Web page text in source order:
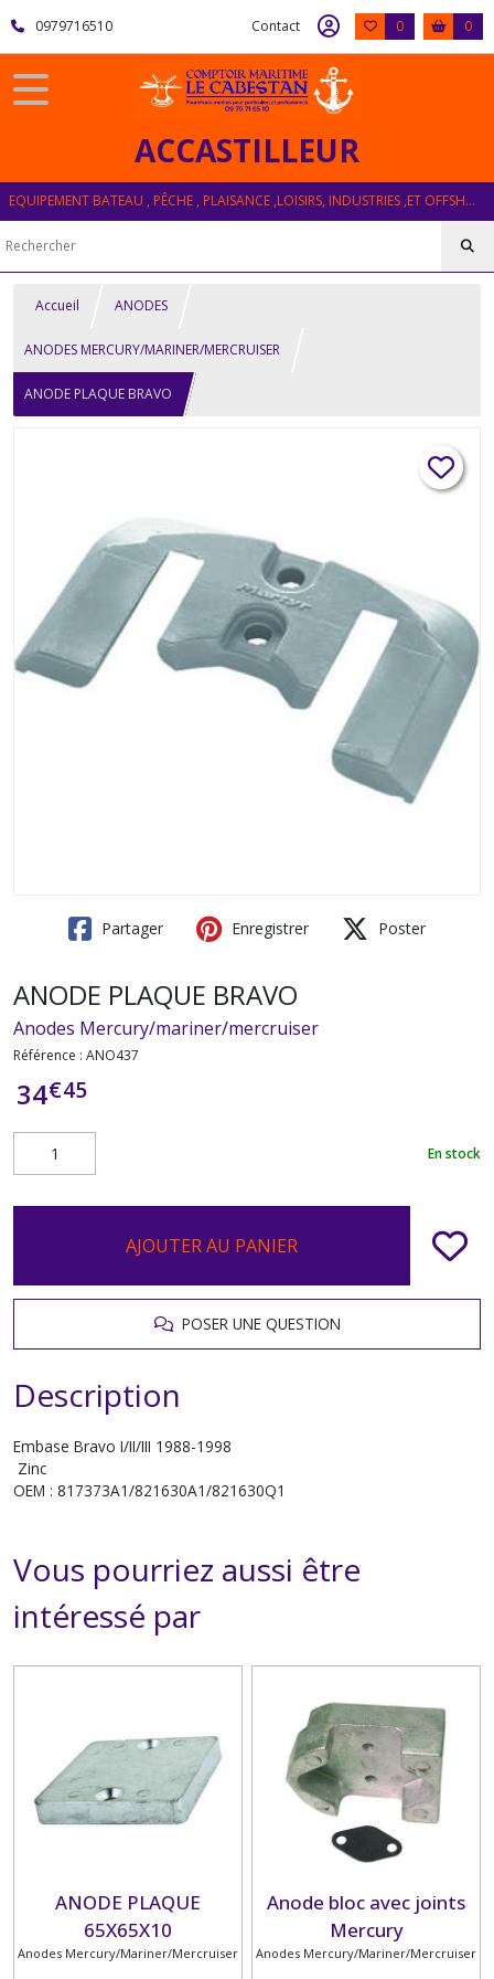
0979716510 Contact 0 0
ACCASTILLEUR
EQUIPEMENT BATEAU , PÊCHE , PLAISANCE ,LOISIRS, INDUSTRIES ,ET OFFSHORE
Accueil ANODES
ANODES MERCURY/MARINER/MERCRUISER
ANODE PLAQUE BRAVO
Partager Enregistrer Poster
ANODE PLAQUE BRAVO
Anodes Mercury/mariner/mercruiser
Référence : ANO437
34€45
En stock
AJOUTER AU PANIER
POSER UNE QUESTION
Description
Embase Bravo I/II/III 1988-1998
Zinc
OEM : 817373A1/821630A1/821630Q1
Vous pourriez aussi être
intéressé par
ANODE PLAQUE
65X65X10
Anodes Mercury/Mariner/Mercruiser
Anode bloc avec joints
Mercury
Anodes Mercury/Mariner/Mercruiser